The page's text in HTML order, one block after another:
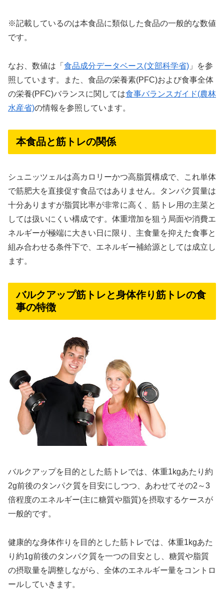
※記載しているのは本食品に類似した食品の一般的な数値
です。
なお、数値は「 食品成分データベース(文部科学省) 」を参
照しています。また、食品の栄養素(PFC)および食事全体
の栄養(PFC)バランスに関しては食事バランスガイド(農林
水産省)の情報を参照しています。
本食品と筋トレの関係
シュニッツェルは高カロリーかつ高脂質構成で、これ単体
で筋肥大を直接促す食品ではありません。タンパク質量は
十分ありますが脂質比率が非常に高く、筋トレ用の主菜と
しては扱いにくい構成です。体重増加を狙う局面や消費エ
ネルギーが極端に大きい日に限り、主食量を抑えた食事と
組み合わせる条件下で、エネルギー補給源としては成立し
ます。
バルクアップ筋トレと身体作り筋トレの食
事の特徴
バルクアップを目的とした筋トレでは、体重1kgあたり約
2g前後のタンパク質を目安にしつつ、あわせてその2～3
倍程度のエネルギー(主に糖質や脂質)を摂取するケースが
一般的です。
健康的な身体作りを目的とした筋トレでは、体重1kgあた
り約1g前後のタンパク質を一つの目安とし、糖質や脂質
の摂取量を調整しながら、全体のエネルギー量をコントロ
ールしていきます。